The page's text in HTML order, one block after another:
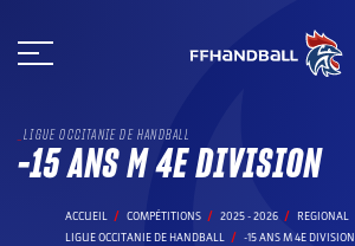
au
LIGUE OCCITANIE DE HANDBALL
-15 ANS M 4E DIVISION
ACCUEIL COMPÉTITIONS 2025 - 2026
REGIONAL
LIGUE OCCITANIE DE HANDBALL
-15 ANS M 4E DIVISION